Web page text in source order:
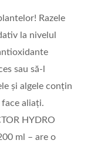
Razele
la nivelul
sau să-l
și algele conțin
aliați.
HYDRO
ml – are o